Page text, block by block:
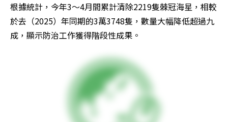
根據統計，今年3～4月間累計清除2219隻棘冠海星，相較
於去（2025）年同期的3萬3748隻，數量大幅降低超過九
成，顯示防治工作獲得階段性成果。